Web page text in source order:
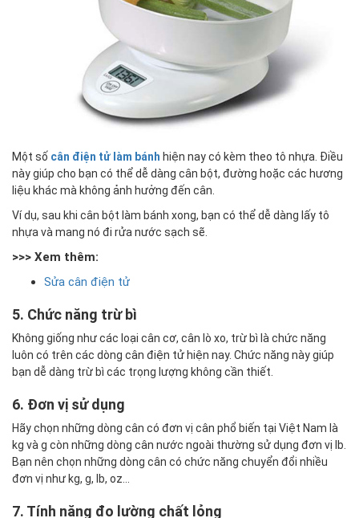
Một số cân điện tử làm bánh hiện nay có kèm theo tô nhựa. Điều
này giúp cho bạn có thể dễ dàng cân bột, đường hoặc các hương
liệu khác mà không ảnh hưởng đến cân.
Ví dụ, sau khi cân bột làm bánh xong, bạn có thể dễ dàng lấy tô
nhựa và mang nó đi rửa nước sạch sẽ.
>>> Xem thêm:
Sửa cân điện tử
5. Chức năng trừ bì
Không giống như các loại cân cơ, cân lò xo, trừ bì là chức năng
luôn có trên các dòng cân điện tử hiện nay. Chức năng này giúp
bạn dễ dàng trừ bì các trọng lượng không cần thiết.
6. Đơn vị sử dụng
Hãy chọn những dòng cân có đơn vị cân phổ biến tại Việt Nam là
kg và g còn những dòng cân nước ngoài thường sử dụng đơn vị lb.
Bạn nên chọn những dòng cân có chức năng chuyển đổi nhiều
đơn vị như kg, g, lb, oz...
7. Tính năng đo lường chất lỏng